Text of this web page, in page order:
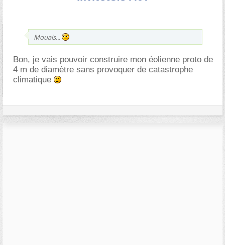
Mouais...
Bon, je vais pouvoir construire mon éolienne proto de
4 m de diamètre sans provoquer de catastrophe
climatique